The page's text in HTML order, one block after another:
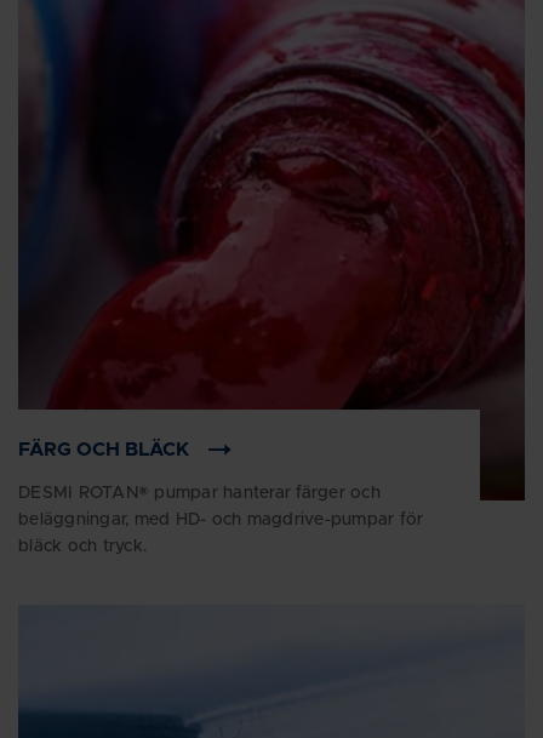
FÄRG OCH BLÄCK
DESMI ROTAN® pumpar hanterar färger och
beläggningar, med HD- och magdrive-pumpar för
bläck och tryck.